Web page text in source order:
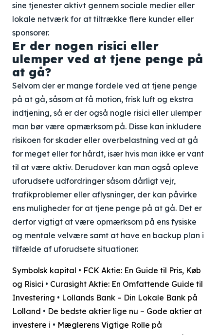
sine tjenester aktivt gennem sociale medier eller
lokale netværk for at tiltrække flere kunder eller
sponsorer.
Er der nogen risici eller
ulemper ved at tjene penge på
at gå?
Selvom der er mange fordele ved at tjene penge
på at gå, såsom at få motion, frisk luft og ekstra
indtjening, så er der også nogle risici eller ulemper
man bør være opmærksom på. Disse kan inkludere
risikoen for skader eller overbelastning ved at gå
for meget eller for hårdt, især hvis man ikke er vant
til at være aktiv. Derudover kan man også opleve
uforudsete udfordringer såsom dårligt vejr,
trafikproblemer eller aflysninger, der kan påvirke
ens muligheder for at tjene penge på at gå. Det er
derfor vigtigt at være opmærksom på ens fysiske
og mentale velvære samt at have en backup plan i
tilfælde af uforudsete situationer.
Symbolsk kapital • FCK Aktie: En Guide til Pris, Køb
og Risici • Curasight Aktie: En Omfattende Guide til
Investering • Lollands Bank – Din Lokale Bank på
Lolland • De bedste aktier lige nu – Gode aktier at
investere i • Mæglerens Vigtige Rolle på